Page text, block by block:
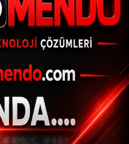
18:51
maçı yeniden
ABONE OL